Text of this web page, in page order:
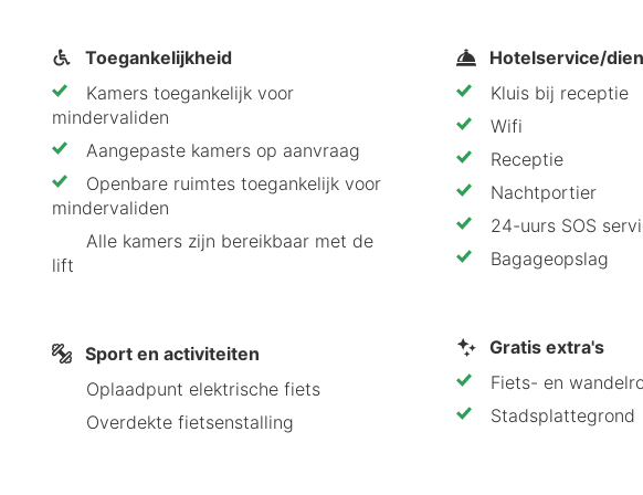
Hotels is perfect voor een stedentrip vol cultuur, shoppen en
een fijne keuze voor zakelijke reizigers.
Toegankelijkheid
mindervaliden
Aangepaste kamers op aanvraag
mindervaliden
Alle kamers zijn bereikbaar met de
lift
Sport en activiteiten
Oplaadpunt elektrische fiets
Overdekte fietsenstalling
Hotelservice/
Kluis bij receptie
Wifi
Receptie
Nachtportier
24-uurs SOS
Bagageopslag
Gratis extra's
Fiets- en
Stadsplattegrond